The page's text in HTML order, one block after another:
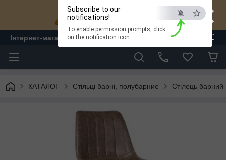
×
ESC
Subscribe to our
notifications!
To enable permission prompts, click
on the notification icon
Інтернет-магазин "ЛАМ" - меблі
КАТАЛОГ Стільці барні, полубарние Стілець